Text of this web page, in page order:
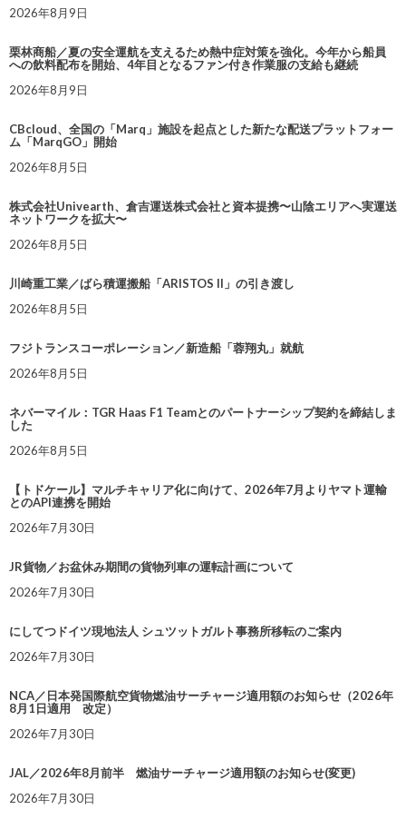
2026年8月9日
栗林商船／夏の安全運航を支えるため熱中症対策を強化。今年から船員
への飲料配布を開始、4年目となるファン付き作業服の支給も継続
2026年8月9日
CBcloud、全国の「Marq」施設を起点とした新たな配送プラットフォー
ム「MarqGO」開始
2026年8月5日
株式会社Univearth、倉吉運送株式会社と資本提携〜山陰エリアへ実運送
ネットワークを拡大〜
2026年8月5日
川崎重工業／ばら積運搬船「ARISTOS II」の引き渡し
2026年8月5日
フジトランスコーポレーション／新造船「蓉翔丸」就航
2026年8月5日
ネバーマイル：TGR Haas F1 Teamとのパートナーシップ契約を締結しま
した
2026年8月5日
【トドケール】マルチキャリア化に向けて、2026年7月よりヤマト運輸
とのAPI連携を開始
2026年7月30日
JR貨物／お盆休み期間の貨物列車の運転計画について
2026年7月30日
にしてつドイツ現地法人 シュツットガルト事務所移転のご案内
2026年7月30日
NCA／日本発国際航空貨物燃油サーチャージ適用額のお知らせ（2026年
8月1日適用 改定）
2026年7月30日
JAL／2026年8月前半 燃油サーチャージ適用額のお知らせ(変更)
2026年7月30日